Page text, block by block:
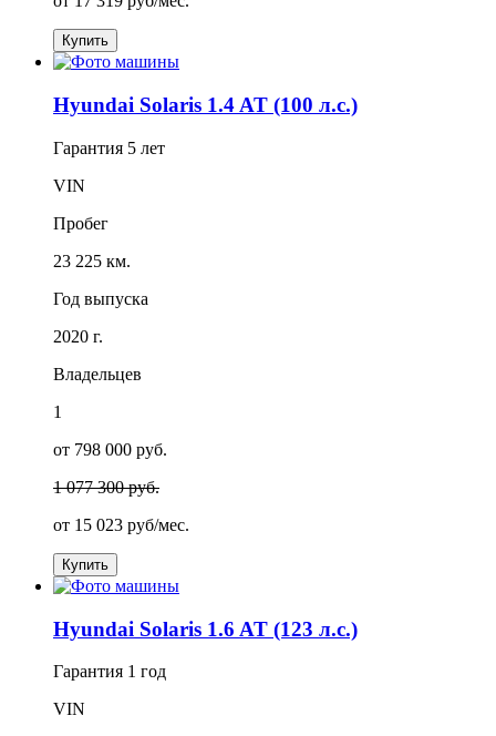
Купить
Hyundai Solaris 1.4 AT (100 л.с.)
Гарантия 5 лет
VIN
Пробег
23 225 км.
Год выпуска
2020 г.
Владельцев
1
от 798 000 руб.
1 077 300 руб.
от 15 023 руб/мес.
Купить
Hyundai Solaris 1.6 AT (123 л.с.)
Гарантия 1 год
VIN